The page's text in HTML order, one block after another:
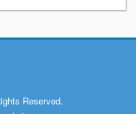
Reserved.